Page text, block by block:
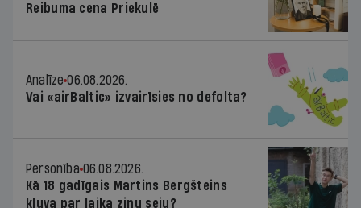
Reibuma cena Priekulē
Analīze 06.08.2026.
Vai «airBaltic» izvairīsies no defolta?
Personība 06.08.2026.
Kā 18 gadīgais Martins Bergšteins
kļuva par laika ziņu seju?